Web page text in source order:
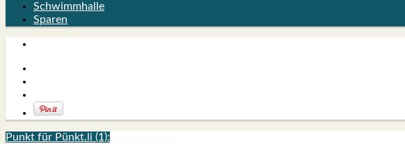
Schwimmhalle
Sparen
Punkt für Pünkt.li (1):